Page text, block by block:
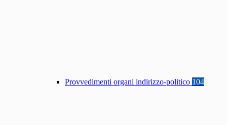
Provvedimenti organi indirizzo-politico 104